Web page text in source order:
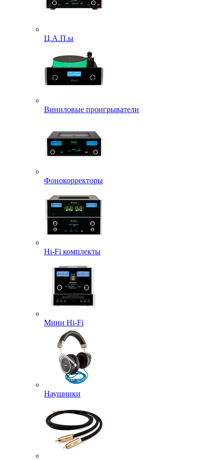
Ц.А.П.ы
Виниловые проигрыватели
Фонокорректоры
Hi-Fi комплекты
Мини Hi-Fi
Наушники